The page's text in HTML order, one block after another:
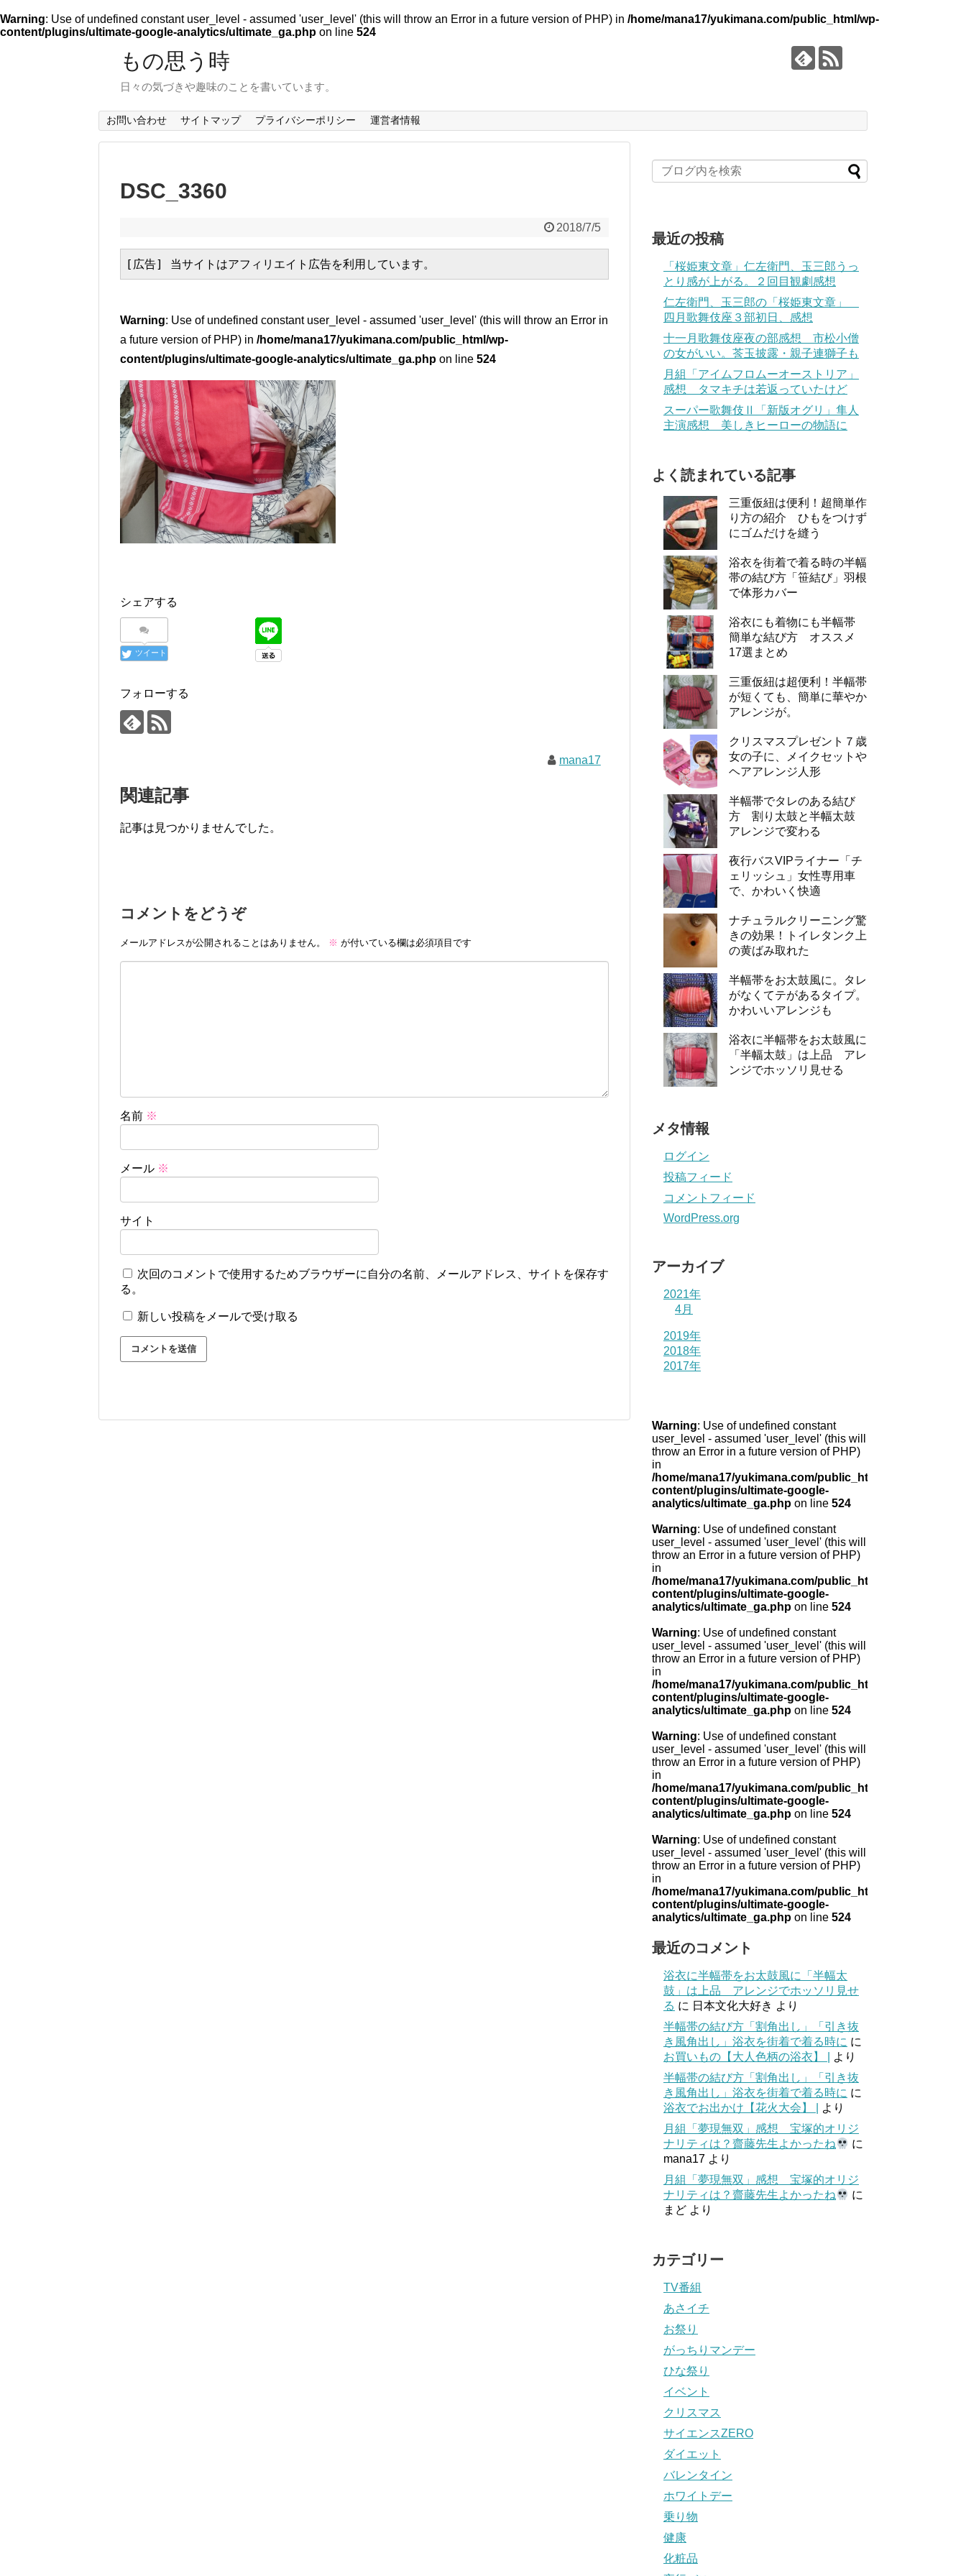
Warning: Use of undefined constant user_level - assumed 'user_level' (this will throw an Error in a future version of PHP) in /home/mana17/yukimana.com/public_html/wp-
content/plugins/ultimate-google-analytics/ultimate_ga.php on line 524
もの思う時
日々の気づきや趣味のことを書いています。
お問い合わせ サイトマップ プライバシーポリシー 運営者情報
DSC_3360
2018/7/5
[広告] 当サイトはアフィリエイト広告を利用しています。
Warning: Use of undefined constant user_level - assumed 'user_level' (this will throw an Error in
a future version of PHP) in /home/mana17/yukimana.com/public_html/wp-
content/plugins/ultimate-google-analytics/ultimate_ga.php on line 524
シェアする
ツイート
フォローする
mana17
関連記事
記事は見つかりませんでした。
コメントをどうぞ
メールアドレスが公開されることはありません。 ※ が付いている欄は必須項目です
名前 ※
メール ※
サイト
次回のコメントで使用するためブラウザーに自分の名前、メールアドレス、サイトを保存す
る。
新しい投稿をメールで受け取る
最近の投稿
「桜姫東文章」仁左衛門、玉三郎うっ
とり感が上がる。２回目観劇感想
仁左衛門、玉三郎の「桜姫東文章」
四月歌舞伎座３部初日、感想
十一月歌舞伎座夜の部感想 市松小僧
の女がいい。莟玉披露・親子連獅子も
月組「アイムフロムーオーストリア」
感想 タマキチは若返っていたけど
スーパー歌舞伎Ⅱ「新版オグリ」隼人
主演感想 美しきヒーローの物語に
よく読まれている記事
三重仮紐は便利！超簡単作
り方の紹介 ひもをつけず
にゴムだけを縫う
浴衣を街着で着る時の半幅
帯の結び方「笹結び」羽根
で体形カバー
浴衣にも着物にも半幅帯
簡単な結び方 オススメ
17選まとめ
三重仮紐は超便利！半幅帯
が短くても、簡単に華やか
アレンジが。
クリスマスプレゼント７歳
女の子に、メイクセットや
ヘアアレンジ人形
半幅帯でタレのある結び
方 割り太鼓と半幅太鼓
アレンジで変わる
夜行バスVIPライナー「チ
ェリッシュ」女性専用車
で、かわいく快適
ナチュラルクリーニング驚
きの効果！トイレタンク上
の黄ばみ取れた
半幅帯をお太鼓風に。タレ
がなくてテがあるタイプ。
かわいいアレンジも
浴衣に半幅帯をお太鼓風に
「半幅太鼓」は上品 アレ
ンジでホッソリ見せる
メタ情報
ログイン
投稿フィード
コメントフィード
WordPress.org
アーカイブ
2021年
4月
2019年
2018年
2017年
Warning: Use of undefined constant
user_level - assumed 'user_level' (this will
throw an Error in a future version of PHP)
in
/home/mana17/yukimana.com/public_html/wp-
content/plugins/ultimate-google-
analytics/ultimate_ga.php on line 524
Warning: Use of undefined constant
user_level - assumed 'user_level' (this will
throw an Error in a future version of PHP)
in
/home/mana17/yukimana.com/public_html/wp-
content/plugins/ultimate-google-
analytics/ultimate_ga.php on line 524
Warning: Use of undefined constant
user_level - assumed 'user_level' (this will
throw an Error in a future version of PHP)
in
/home/mana17/yukimana.com/public_html/wp-
content/plugins/ultimate-google-
analytics/ultimate_ga.php on line 524
Warning: Use of undefined constant
user_level - assumed 'user_level' (this will
throw an Error in a future version of PHP)
in
/home/mana17/yukimana.com/public_html/wp-
content/plugins/ultimate-google-
analytics/ultimate_ga.php on line 524
Warning: Use of undefined constant
user_level - assumed 'user_level' (this will
throw an Error in a future version of PHP)
in
/home/mana17/yukimana.com/public_html/wp-
content/plugins/ultimate-google-
analytics/ultimate_ga.php on line 524
最近のコメント
浴衣に半幅帯をお太鼓風に「半幅太
鼓」は上品 アレンジでホッソリ見せ
る に 日本文化大好き より
半幅帯の結び方「割角出し」「引き抜
き風角出し」浴衣を街着で着る時に に
お買いもの【大人色柄の浴衣】 |
より
半幅帯の結び方「割角出し」「引き抜
き風角出し」浴衣を街着で着る時に に
浴衣でお出かけ【花火大会】 |
より
月組「夢現無双」感想 宝塚的オリジ
ナリティは？齋藤先生よかったね
に
mana17 より
月組「夢現無双」感想 宝塚的オリジ
ナリティは？齋藤先生よかったね
に
まど より
カテゴリー
TV番組
あさイチ
お祭り
がっちりマンデー
ひな祭り
イベント
クリスマス
サイエンスZERO
ダイエット
バレンタイン
ホワイトデー
乗り物
健康
化粧品